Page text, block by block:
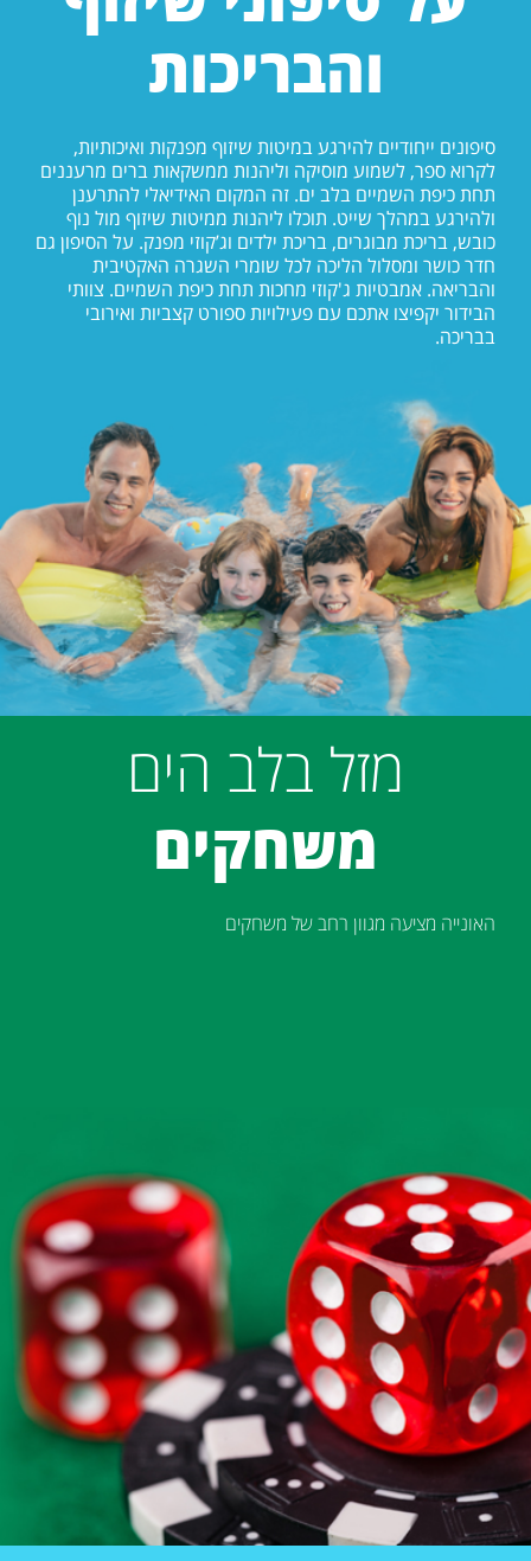
והבריכות
סיפונים ייחודיים להירגע במיטות שיזוף מפנקות ואיכותיות,
לקרוא ספר, לשמוע מוסיקה וליהנות ממשקאות ברים מרעננים
תחת כיפת השמיים בלב ים. זה המקום האידיאלי להתרענן
ולהירגע במהלך שייט. תוכלו ליהנות ממיטות שיזוף מול נוף
כובש, בריכת מבוגרים, בריכת ילדים וג’קוזי מפנק. על הסיפון גם
חדר כושר ומסלול הליכה לכל שומרי השגרה האקטיבית
והבריאה. אמבטיות ג'קוזי מחכות תחת כיפת השמיים. צוותי
הבידור יקפיצו אתכם עם פעילויות ספורט קצביות ואירובי
בבריכה.
מזל בלב הים
משחקים
האונייה מציעה מגוון רחב של משחקים